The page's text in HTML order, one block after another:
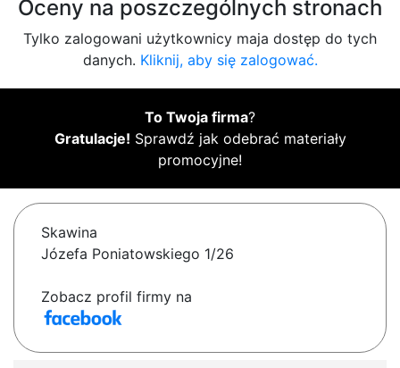
Oceny na poszczególnych stronach
Tylko zalogowani użytkownicy maja dostęp do tych
danych. Kliknij, aby się zalogować.
To Twoja firma?
Gratulacje! Sprawdź jak odebrać materiały
promocyjne!
Skawina
Józefa Poniatowskiego 1/26
Zobacz profil firmy na